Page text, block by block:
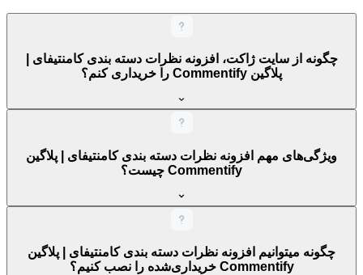
چگونه از سایت ژاکت، افزونه نظرات دسته بندی کامنتیفای |
پلاگین Commentify را خریداری کنم؟
ویژگی‌های مهم افزونه نظرات دسته بندی کامنتیفای | پلاگین
Commentify چیست؟
چگونه میتوانیم افزونه نظرات دسته بندی کامنتیفای | پلاگین
Commentify خریداری‌شده را نصب کنیم؟